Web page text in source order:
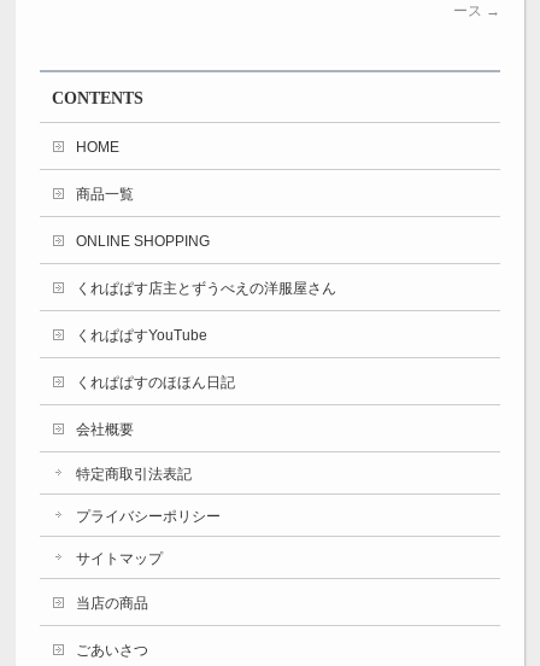
ース →
CONTENTS
HOME
商品一覧
ONLINE SHOPPING
くれぱぱす店主とずうべえの洋服屋さん
くれぱぱすYouTube
くれぱぱすのほほん日記
会社概要
特定商取引法表記
プライバシーポリシー
サイトマップ
当店の商品
ごあいさつ